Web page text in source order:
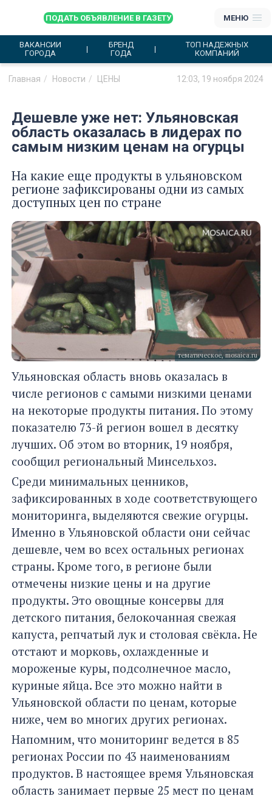
ПОДАТЬ ОБЪЯВЛЕНИЕ В ГАЗЕТУ МЕНЮ
ВАКАНСИИ
ГОРОДА
БРЕНД
ГОДА
ТОП НАДЕЖНЫХ
КОМПАНИЙ
Главная Новости ЦЕНЫ 12:03, 19 ноября 2024
Дешевле уже нет: Ульяновская
область оказалась в лидерах по
самым низким ценам на огурцы
На какие еще продукты в ульяновском
регионе зафиксированы одни из самых
доступных цен по стране
тематическое, mosaica.ru
Ульяновская область вновь оказалась в
числе регионов с самыми низкими ценами
на некоторые продукты питания. По этому
показателю 73-й регион вошел в десятку
лучших. Об этом во вторник, 19 ноября,
сообщил региональный Минсельхоз.
Среди минимальных ценников,
зафиксированных в ходе соответствующего
мониторинга, выделяются свежие огурцы.
Именно в Ульяновской области они сейчас
дешевле, чем во всех остальных регионах
страны. Кроме того, в регионе были
отмечены низкие цены и на другие
продукты. Это овощные консервы для
детского питания, белокочанная свежая
капуста, репчатый лук и столовая свёкла. Не
отстают и морковь, охлажденные и
мороженые куры, подсолнечное масло,
куриные яйца. Все это можно найти в
Ульяновской области по ценам, которые
ниже, чем во многих других регионах.
Напомним, что мониторинг ведется в 85
регионах России по 43 наименованиям
продуктов. В настоящее время Ульяновская
область занимает первые 25 мест по ценам